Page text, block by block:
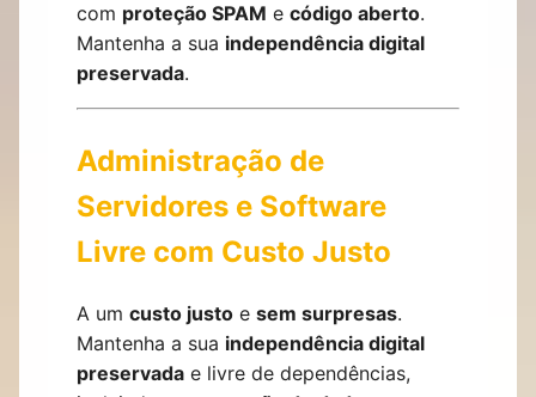
com proteção SPAM e código aberto.
Mantenha a sua independência digital
preservada.
Administração de
Servidores e Software
Livre com Custo Justo
A um custo justo e sem surpresas.
Mantenha a sua independência digital
preservada e livre de dependências,